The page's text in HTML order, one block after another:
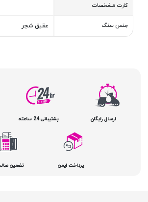
کارت مشخصات
جنس سنگ عقیق شجر
ارسال رایگان پشتیبانی 24 ساعته
پرداخت ایمن تضمین